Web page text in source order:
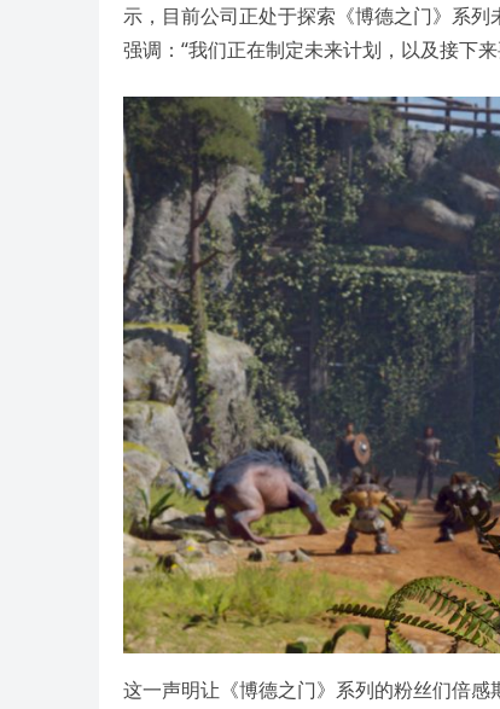
示，目前公司正处于探索《博德之门》系
强调：“我们正在制定未来计划，以及接下
这一声明让《博德之门》系列的粉丝们倍